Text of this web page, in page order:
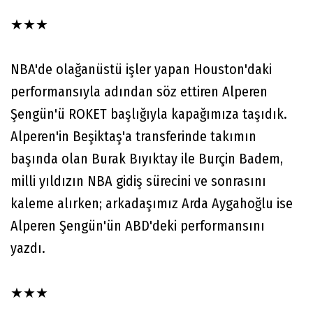
★★★
NBA'de olağanüstü işler yapan Houston'daki
performansıyla adından söz ettiren Alperen
Şengün'ü ROKET başlığıyla kapağımıza taşıdık.
Alperen'in Beşiktaş'a transferinde takımın
başında olan Burak Bıyıktay ile Burçin Badem,
milli yıldızın NBA gidiş sürecini ve sonrasını
kaleme alırken; arkadaşımız Arda Aygahoğlu ise
Alperen Şengün'ün ABD'deki performansını
yazdı.
★★★